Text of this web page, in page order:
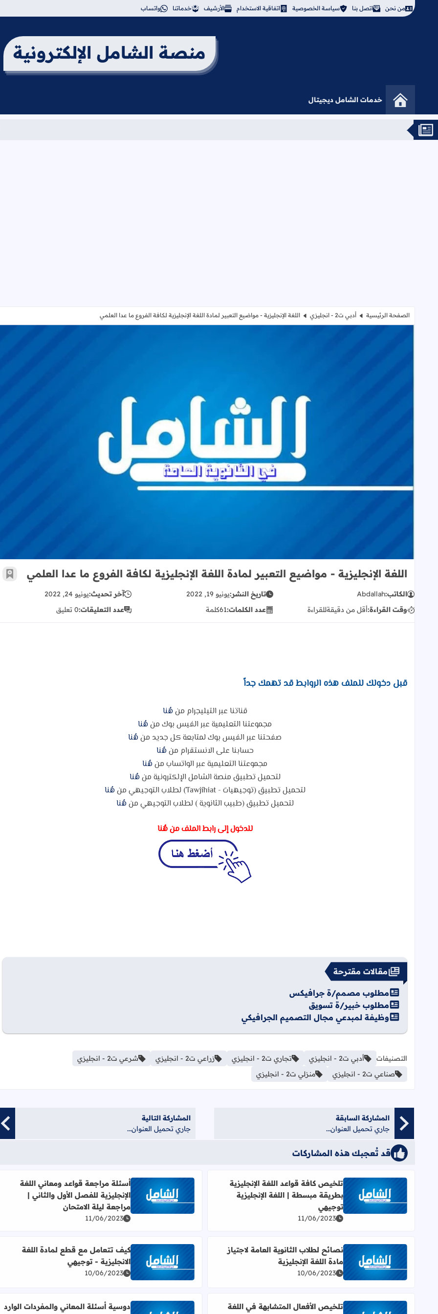
من نحن اتصل بنا سياسة الخصوصية اتفاقية الاستخدام الأرشيف خدماتنا واتساب
منصة الشامل الإلكترونية
خدمات الشامل ديجيتال
برنامج امتحان
الصفحة الرئيسية أدبي ت2 - انجليزي اللغة الإنجليزية - مواضيع التعبير لمادة اللغة الإنجليزية لكافة الفروع ما عدا العلمي
اللغة الإنجليزية - مواضيع التعبير لمادة اللغة الإنجليزية لكافة الفروع ما
اللغة الإنجليزية - مواضيع التعبير لمادة اللغة الإنجليزية لكافة الفروع ما عدا العلمي
الكاتب:Abdallah تاريخ النشر:يونيو 19, 2022 آخر تحديث:يونيو 24, 2022
وقت القراءة:أقل من دقيقةللقراءة عدد الكلمات:61كلمة عدد التعليقات:0 تعليق
قبل دخولك للملف هذه الروابط قد تهمك جداً
قناتنا عبر التيليجرام منهُنا
مجموعتنا التعليمية عبر الفيس بوك منهُنا
صفحتنا عبر الفيس بوك لمتابعة كل جديد منهُنا
حسابنا على الانستقرام منهُنا
مجموعتنا التعليمية عبر الواتساب منهُنا
لتحميل تطبيق منصة الشامل الإلكترونية منهُنا
لتحميل تطبيق (توجيهيات - Tawjihiat) لطلاب التوجيهي من
هُنا
لتحميل تطبيق (طبيب الثانوية ) لطلاب التوجيهي منهُنا
للدخول إلى رابط الملف من هُنا
مقالات مقترحة
مطلوب مصمم/ة جرافيكس
مطلوب خبير/ة تسويق
وظيفة لمبدعي مجال التصميم الجرافيكي
التصنيفات أدبي ت2 - انجليزي تجاري ت2 - انجليزي زراعي ت2 - انجليزي
شرعي ت2 - انجليزي
صناعي ت2 - انجليزي
منزلي ت2 - انجليزي
المشاركة السابقة
جاري تحميل العنوان...
المشاركة التالية
جاري تحميل العنوان...
قد تُعجبك هذه المشاركات
اقرأ المزيد عن تلخيص كافة قواعد اللغة الإنجليزية بطريقة مبسطة | اللغة الإنجليزية توجيهي
تلخيص كافة قواعد اللغة الإنجليزية
بطريقة مبسطة | اللغة الإنجليزية
توجيهي
11/06/2023
اقرأ المزيد عن أسئلة مراجعة قواعد ومعاني اللغة
أسئلة مراجعة قواعد ومعاني اللغة
الإنجليزية للفصل الأول والثاني |
مراجعة ليلة الامتحان
11/06/2023
اقرأ المزيد عن نصائح لطلاب الثانوية العامة لاجتياز مادة اللغة الإنجليزية
نصائح لطلاب الثانوية العامة لاجتياز
مادة اللغة الإنجليزية
10/06/2023
اقرأ المزيد عن كيف تتعامل مع قطع لمادة اللغة
كيف تتعامل مع قطع لمادة اللغة
الانجليزية - توجيهي
10/06/2023
تلخيص الأفعال المتشابهة في اللغة
دوسية أسئلة المعاني والمفردات الوارد